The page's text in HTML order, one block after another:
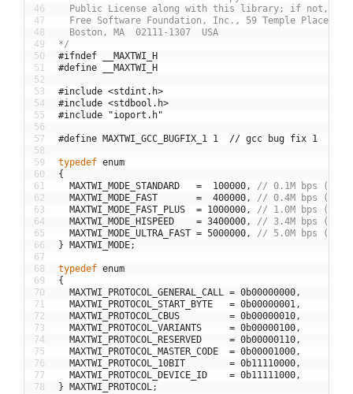
46
47
48
49
50
51
52
53
54
55
56
57
58
59
60
61
62
63
64
65
66
67
68
69
70
71
72
73
74
75
76
77
78
Public License along with this library; if not,
Free Software Foundation, Inc., 59 Temple Place,
Boston, MA  02111-1307  USA
*/
#ifndef __MAXTWI_H
#define __MAXTWI_H
#include <stdint.h>
#include <stdbool.h>
#include "ioport.h"
#define MAXTWI_GCC_BUGFIX_1 1  // gcc bug fix 1
typedef enum
{
MAXTWI_MODE_STANDARD
= 100000,
// 0.1M bps
MAXTWI_MODE_FAST
= 400000,
// 0.4M bps
MAXTWI_MODE_FAST_PLUS
= 1000000,
// 1.0M bps
MAXTWI_MODE_HISPEED
= 3400000,
// 3.4M bps
MAXTWI_MODE_ULTRA_FAST = 5000000,
// 5.0M bps
}
MAXTWI_MODE;
typedef enum
{
MAXTWI_PROTOCOL_GENERAL_CALL = 0b00000000,
MAXTWI_PROTOCOL_START_BYTE
= 0b00000001,
MAXTWI_PROTOCOL_CBUS
= 0b00000010,
MAXTWI_PROTOCOL_VARIANTS
= 0b00000100,
MAXTWI_PROTOCOL_RESERVED
= 0b00000110,
MAXTWI_PROTOCOL_MASTER_CODE
= 0b00001000,
MAXTWI_PROTOCOL_10BIT
= 0b11110000,
MAXTWI_PROTOCOL_DEVICE_ID
= 0b11111000,
}
MAXTWI_PROTOCOL;